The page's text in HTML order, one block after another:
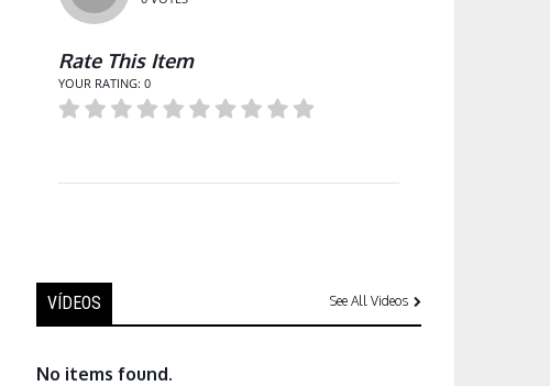
Rate This Item
YOUR RATING: 0
VÍDEOS See All Videos
No items found.